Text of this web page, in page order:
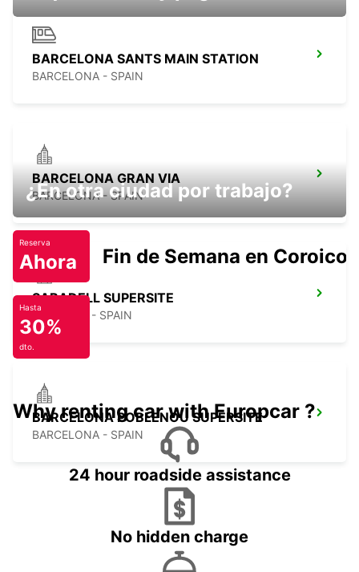
BARCELONA SANTS MAIN STATION
BARCELONA - SPAIN
BARCELONA GRAN VIA
BARCELONA - SPAIN
SABADELL SUPERSITE
SABADELL - SPAIN
BARCELONA POBLENOU SUPERSITE
BARCELONA - SPAIN
¿En otra ciudad por trabajo?
Reserva
Ahora Fin de Semana en Coroico.
Hasta
30%
dto.
Why renting car with Europcar ?
24 hour roadside assistance
No hidden charge